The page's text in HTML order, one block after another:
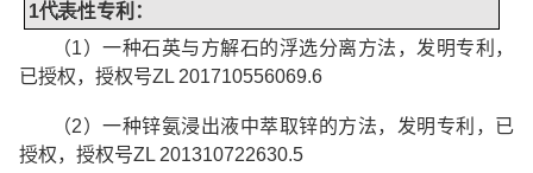
1代表性专利：
（1）一种石英与方解石的浮选分离方法，发明专利，
已授权，授权号ZL 201710556069.6
（2）一种锌氨浸出液中萃取锌的方法， 发明专利，已
授权，授权号ZL 201310722630.5